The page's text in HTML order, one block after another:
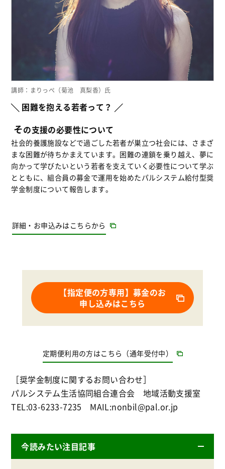
講師：まりっぺ（菊池 真梨香）氏
╲ 困難を抱える若者って？ ╱
その支援の必要性について
社会的養護施設などで過ごした若者が巣立つ社会には、さまざ
まな困難が待ちかまえています。困難の連鎖を乗り越え、夢に
向かって学びたいという若者を支えていく必要性について学ぶ
とともに、組合員の募金で運用を始めたパルシステム給付型奨
学金制度について報告します。
詳細・お申込みはこちらから
【指定便の方専用】募金のお
申し込みはこちら
定期便利用の方はこちら（通年受付中）
［奨学金制度に関するお問い合わせ］
パルシステム生活協同組合連合会 地域活動支援室
TEL:03-6233-7235 MAIL:nonbil@pal.or.jp
今読みたい注目記事